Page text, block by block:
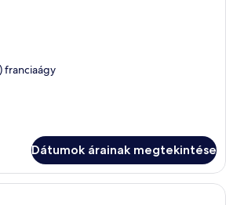
franciaágy
Dátumok árainak megtekintése